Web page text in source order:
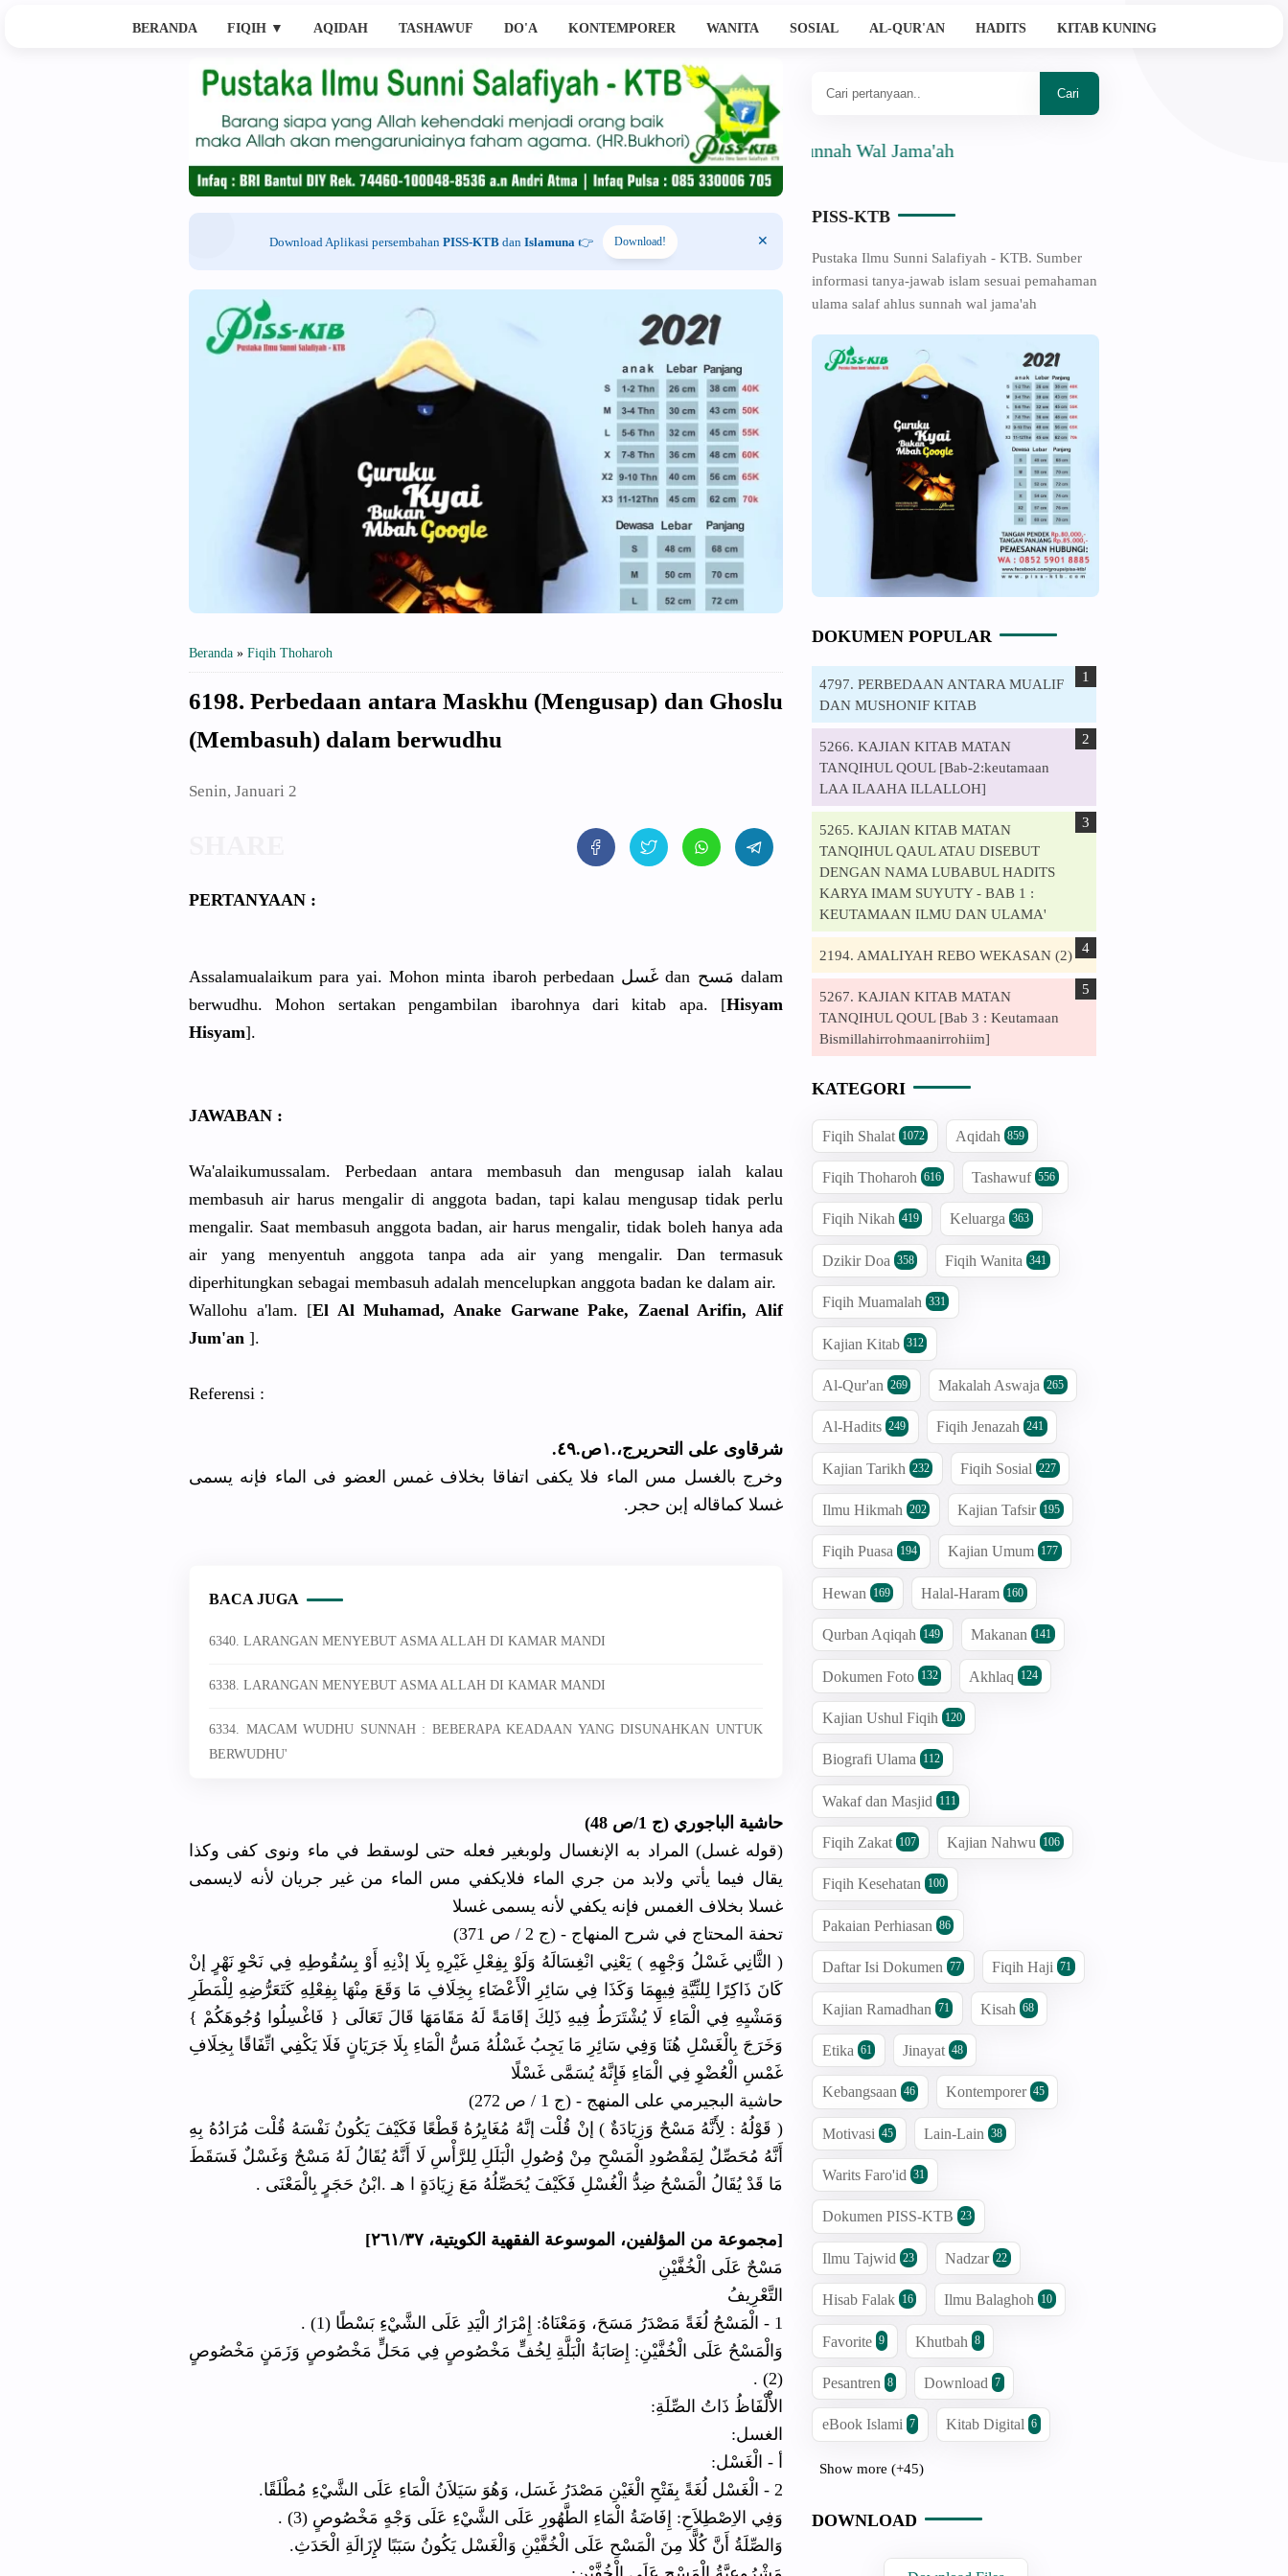
BERANDA FIQIH ▼ AQIDAH TASHAWUF DO'A KONTEMPORER WANITA SOSIAL AL-QUR'AN HADITS KITAB KUNING
Download Aplikasi persembahan PISS-KTBdan Islamuna 👉 Download!
Beranda » Fiqih Thoharoh
6198. Perbedaan antara Maskhu (Mengusap) dan Ghoslu
(Membasuh) dalam berwudhu
Senin, Januari 2
PERTANYAAN :
Assalamualaikum para yai. Mohon minta ibaroh perbedaan غَسل dan مَسح dalam
berwudhu. Mohon sertakan pengambilan ibarohnya dari kitab apa. [Hisyam
Hisyam].
JAWABAN :
Wa'alaikumussalam. Perbedaan antara membasuh dan mengusap ialah kalau
membasuh air harus mengalir di anggota badan, tapi kalau mengusap tidak perlu
mengalir. Saat membasuh anggota badan, air harus mengalir, tidak boleh hanya ada
air yang menyentuh anggota tanpa ada air yang mengalir. Dan termasuk
diperhitungkan sebagai membasuh adalah mencelupkan anggota badan ke dalam air.
Wallohu a'lam. [El Al Muhamad, Anake Garwane Pake, Zaenal Arifin, Alif
Jum'an ].
Referensi :
شرقاوى على التحريرج،.١ص.٤٩.
وخرج بالغسل مس الماء فلا يكفى اتفاقا بخلاف غمس العضو فى الماء فإنه يسمى
غسلا كماقاله إبن حجر.
BACA JUGA
6340. LARANGAN MENYEBUT ASMA ALLAH DI KAMAR MANDI
6338. LARANGAN MENYEBUT ASMA ALLAH DI KAMAR MANDI
6334. MACAM WUDHU SUNNAH : BEBERAPA KEADAAN YANG DISUNAHKAN UNTUK
BERWUDHU'
حاشية الباجوري (ج 1/ص 48)
(قوله غسل) المراد به الإنغسال ولوبغير فعله حتى لوسقط في ماء ونوى كفى وكذا
يقال فيما يأتي ولابد من جري الماء فلايكفي مس الماء من غير جريان لأنه لايسمى
غسلا بخلاف الغمس فإنه يكفي لأنه يسمى غسلا
تحفة المحتاج في شرح المنهاج - (ج 2 / ص 371)
( الثَّانِي غَسْلُ وَجْهِهِ ) يَعْنِي انْغِسَالَهُ وَلَوْ بِفِعْلِ غَيْرِهِ بِلَا إذْنِهِ أَوْ بِسُقُوطِهِ فِي نَحْوِ نَهْرٍ إنْ
كَانَ ذَاكِرًا لِلنِّيَّةِ فِيهِمَا وَكَذَا فِي سَائِرِ الْأَعْضَاءِ بِخِلَافِ مَا وَقَعَ مِنْهَا بِفِعْلِهِ كَتَعَرُّضِهِ لِلْمَطَرِ
وَمَشْيِهِ فِي الْمَاءِ لَا يُشْتَرَطُ فِيهِ ذَلِكَ إقَامَةً لَهُ مَقَامَهَا قَالَ تَعَالَى { فَاغْسِلُوا وُجُوهَكُمْ }
وَخَرَجَ بِالْغَسْلِ هُنَا وَفِي سَائِرِ مَا يَجِبُ غَسْلُهُ مَسُّ الْمَاءِ بِلَا جَرَيَانٍ فَلَا يَكْفِي اتِّفَاقًا بِخِلَافِ
غَمْسِ الْعُضْوِ فِي الْمَاءِ فَإِنَّهُ يُسَمَّى غَسْلًا
حاشية البجيرمي على المنهج - (ج 1 / ص 272)
( قَوْلُهُ : لِأَنَّهُ مَسْحٌ وَزِيَادَةٌ ) إنْ قُلْت إنَّهُ مُغَايِرُهُ قَطْعًا فَكَيْفَ يَكُونُ نَفْسَهُ قُلْت مُرَادُهُ بِهِ
أَنَّهُ مُحَصِّلٌ لِمَقْصُودِ الْمَسْحِ مِنْ وُصُولِ الْبَلَلِ لِلرَّأْسِ لَا أَنَّهُ يُقَالُ لَهُ مَسْحٌ وَغَسْلٌ فَسَقَطَ
مَا قَدْ يُقَالُ الْمَسْحُ ضِدُّ الْغُسْلِ فَكَيْفَ يُحَصِّلُهُ مَعَ زِيَادَةٍ ا هـ .ابْنُ حَجَرٍ بِالْمَعْنَى .
[مجموعة من المؤلفين، الموسوعة الفقهية الكويتية، ٢٦١/٣٧]
مَسْحٌ عَلَى الْخُفَّيْنِ
التَّعْرِيفُ
1 - الْمَسْحُ لُغَةً مَصْدَرُ مَسَحَ، وَمَعْنَاهُ: إِمْرَارُ الْيَدِ عَلَى الشَّيْءِ بَسْطًا (1) .
وَالْمَسْحُ عَلَى الْخُفَّيْنِ: إِصَابَةُ الْبَلَّةِ لِخُفٍّ مَخْصُوصٍ فِي مَحَلٍّ مَخْصُوصٍ وَزَمَنٍ مَخْصُوصٍ
(2) .
الأَْلْفَاظُ ذَاتُ الصِّلَةِ:
الغسل:
أ - الْغَسْل:
2 - الْغَسْل لُغَةً بِفَتْحِ الْغَيْنِ مَصْدَرُ غَسَل، وَهُوَ سَيَلاَنُ الْمَاءِ عَلَى الشَّيْءِ مُطْلَقًا.
وَفِي الاِصْطِلاَحِ: إِفَاضَةُ الْمَاءِ الطَّهُورِ عَلَى الشَّيْءِ عَلَى وَجْهٍ مَخْصُوصٍ (3) .
وَالصِّلَةُ أَنَّ كُلًّا مِنَ الْمَسْحِ عَلَى الْخُفَّيْنِ وَالْغَسْل يَكُونُ سَبَبًا لإِِزَالَةِ الْحَدَثِ.
Ahlussunnah Wal Jama'ah
PISS-KTB
Pustaka Ilmu Sunni Salafiyah - KTB. Sumber
informasi tanya-jawab islam sesuai pemahaman
ulama salaf ahlus sunnah wal jama'ah
DOKUMEN POPULAR
4797. PERBEDAAN ANTARA MUALIF
DAN MUSHONIF KITAB
5266. KAJIAN KITAB MATAN
TANQIHUL QOUL [Bab-2:keutamaan
LAA ILAAHA ILLALLOH]
5265. KAJIAN KITAB MATAN
TANQIHUL QAUL ATAU DISEBUT
DENGAN NAMA LUBABUL HADITS
KARYA IMAM SUYUTY - BAB 1 :
KEUTAMAAN ILMU DAN ULAMA'
2194. AMALIYAH REBO WEKASAN (2)
5267. KAJIAN KITAB MATAN
TANQIHUL QOUL [Bab 3 : Keutamaan
Bismillahirrohmaanirrohiim]
KATEGORI
Fiqih Shalat 1072 Aqidah 859
Fiqih Thoharoh 616 Tashawuf 556
Fiqih Nikah 419 Keluarga 363
Dzikir Doa 358 Fiqih Wanita 341
Fiqih Muamalah 331
Kajian Kitab 312
Al-Qur'an 269 Makalah Aswaja 265
Al-Hadits 249 Fiqih Jenazah 241
Kajian Tarikh 232 Fiqih Sosial 227
Ilmu Hikmah 202 Kajian Tafsir 195
Fiqih Puasa 194 Kajian Umum 177
Hewan 169 Halal-Haram 160
Qurban Aqiqah 149 Makanan 141
Dokumen Foto 132 Akhlaq 124
Kajian Ushul Fiqih 120
Biografi Ulama 112
Wakaf dan Masjid 111
Fiqih Zakat 107 Kajian Nahwu 106
Fiqih Kesehatan 100
Pakaian Perhiasan 86
Daftar Isi Dokumen 77 Fiqih Haji 71
Kajian Ramadhan 71 Kisah 68
Etika 61 Jinayat 48
Kebangsaan 46 Kontemporer 45
Motivasi 45 Lain-Lain 38
Warits Faro'id 31
Dokumen PISS-KTB 23
Ilmu Tajwid 23 Nadzar 22
Hisab Falak 16 Ilmu Balaghoh 10
Favorite 9 Khutbah 8
Pesantren 8 Download 7
eBook Islami 7 Kitab Digital 6
Show more (+45)
DOWNLOAD